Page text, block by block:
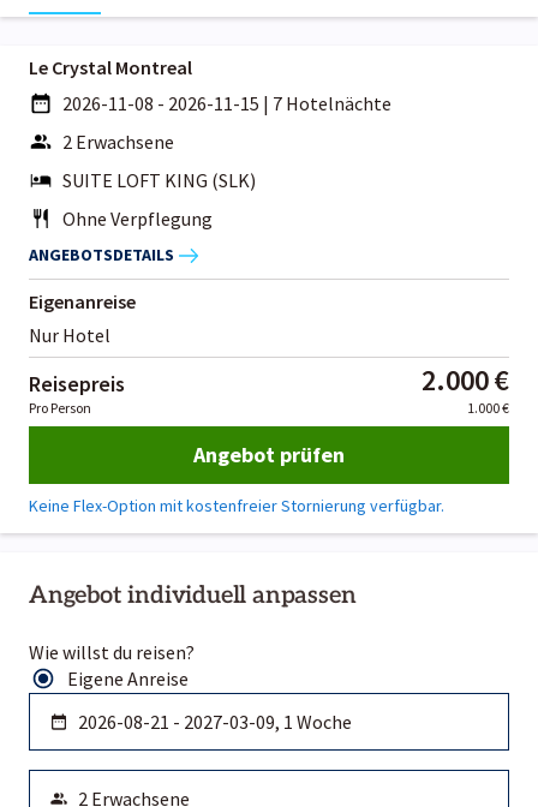
Angebot individuell anpassen
Wie willst du reisen?
Eigene Anreise
Le Crystal Montreal
2026-11-08 - 2026-11-15 | 7 Hotelnächte
2 Erwachsene
SUITE LOFT KING (SLK)
Ohne Verpflegung
ANGEBOTSDETAILS
Eigenanreise
Nur Hotel
Reisepreis 2.000 €
Pro Person 1.000 €
Angebot prüfen
Keine Flex-Option mit kostenfreier Stornierung verfügbar.